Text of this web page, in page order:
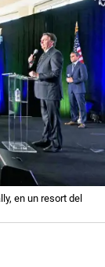
en un resort del